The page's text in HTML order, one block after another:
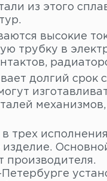
из этого
высокие
трубку в
долгий срок
трех
производителя.